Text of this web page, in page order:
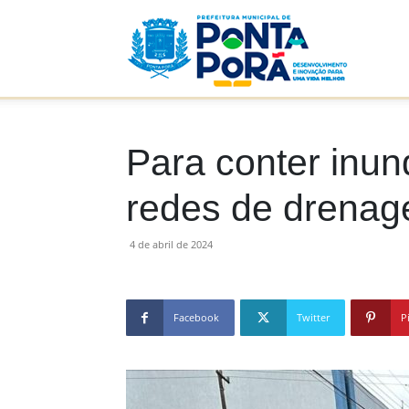
Ponta
Para conter
redes de
4 de abril de 2024
Facebook Twitter